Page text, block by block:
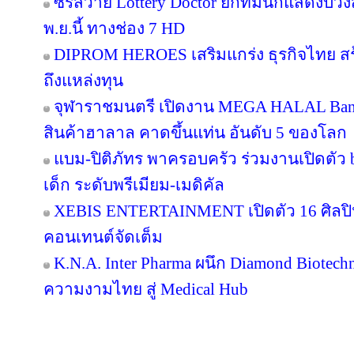
พ.ย.นี้ ทางช่อง 7 HD
DIPROM HEROES เสริมแกร่ง ธุรกิจไทย
ถึงแหล่งทุน
จุฬาราชมนตรี เปิดงาน MEGA HALAL
สินค้าฮาลาล คาดขึ้นแท่น อันดับ 5 ของโลก
แบม-ปิติภัทร พาครอบครัว ร่วมงานเปิดตัว
เด็ก ระดับพรีเมียม-เมดิคัล
XEBIS ENTERTAINMENT เปิดตัว 16 ศิ
คอนเทนต์จัดเต็ม
K.N.A. Inter Pharma ผนึก Diamond
ความงามไทย สู่ Medical Hub